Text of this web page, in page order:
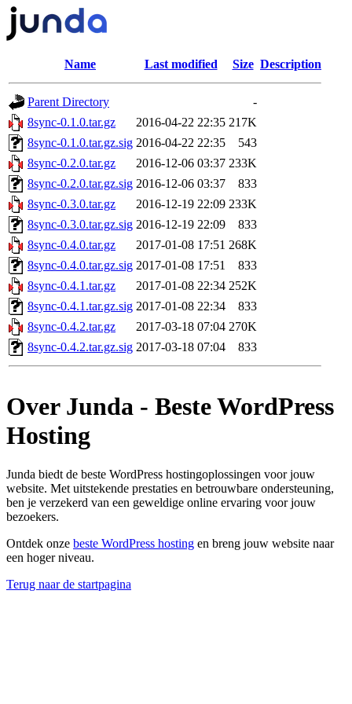
Name Last modified Size Description
Parent Directory
-
8sync-0.1.0.tar.gz
2016-04-22 22:35 217K
8sync-0.1.0.tar.gz.sig 2016-04-22 22:35
543
8sync-0.2.0.tar.gz
2016-12-06 03:37 233K
8sync-0.2.0.tar.gz.sig 2016-12-06 03:37
833
8sync-0.3.0.tar.gz
2016-12-19 22:09 233K
8sync-0.3.0.tar.gz.sig 2016-12-19 22:09
833
8sync-0.4.0.tar.gz
2017-01-08 17:51 268K
8sync-0.4.0.tar.gz.sig 2017-01-08 17:51
833
8sync-0.4.1.tar.gz
2017-01-08 22:34 252K
8sync-0.4.1.tar.gz.sig 2017-01-08 22:34
833
8sync-0.4.2.tar.gz
2017-03-18 07:04 270K
8sync-0.4.2.tar.gz.sig 2017-03-18 07:04 833
Over Junda - Beste WordPress
Hosting
Junda biedt de beste WordPress hostingoplossingen voor jouw
website. Met uitstekende prestaties en betrouwbare ondersteuning,
ben je verzekerd van een geweldige online ervaring voor jouw
bezoekers.
Ontdek onze beste WordPress hosting en breng jouw website naar
een hoger niveau.
Terug naar de startpagina